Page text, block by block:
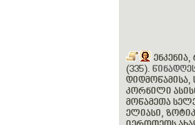
(335).
დიდმოწამისა,
კორნილი
მოწამეთა
ელიასი,